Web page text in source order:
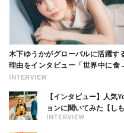
INTERVIEW
木下ゆうかがグローバルに活躍す
理由をインタビュー「世界中に食
る幸せを伝えたい」新事務所加入に
INTERVIEW
【インタビュー】人気
ョンに聞いてみた【しも